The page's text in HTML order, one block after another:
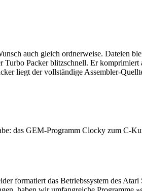
auch gleich ordnerweise. Dateien
Packer blitzschnell. Er
liegt der vollständige Assembler-
das GEM-Programm Clocky zum C-
formatiert das Betriebssystem des